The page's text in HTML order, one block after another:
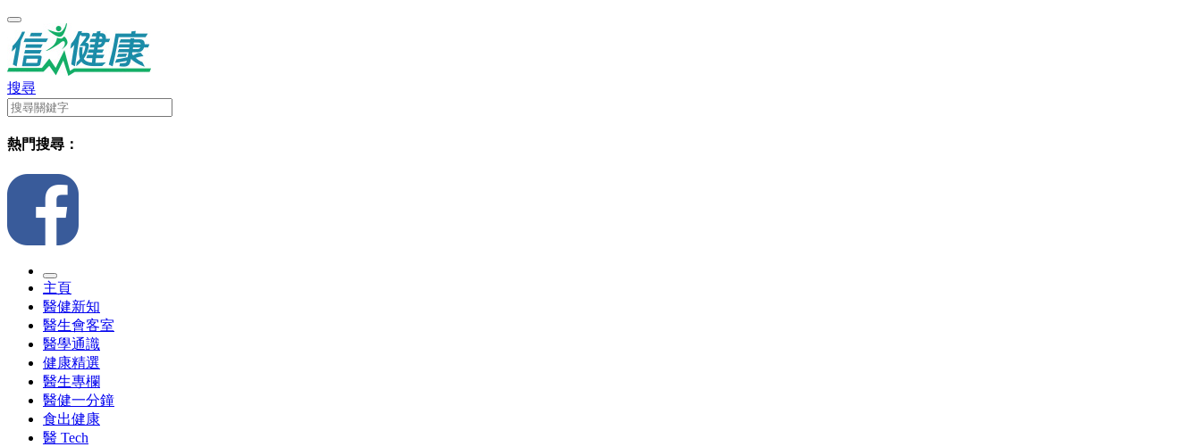
搜尋
熱門搜尋：
主頁
醫健新知
醫生會客室
醫學通識
健康精選
醫生專欄
醫健一分鐘
食出健康
醫 Tech